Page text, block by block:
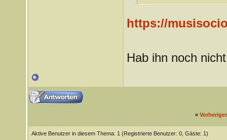
https://
Hab ihn noch
«
Aktive Benutzer in diesem Thema: 1 (Registrierte Benutzer: 0, Gäste: 1)